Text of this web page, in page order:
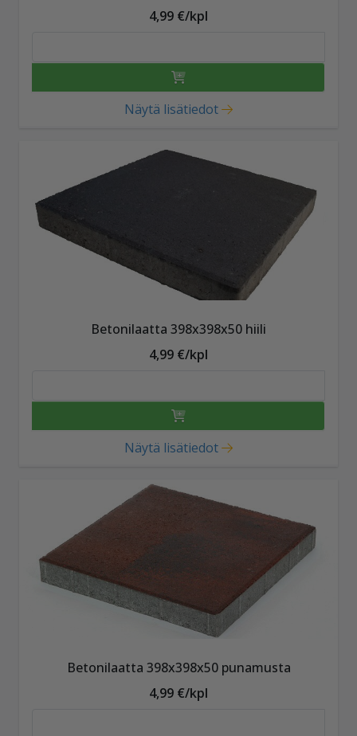
4,99 €/kpl
Näytä lisätiedot
Betonilaatta 398x398x50 hiili
4,99 €/kpl
Näytä lisätiedot
Betonilaatta 398x398x50 punamusta
4,99 €/kpl